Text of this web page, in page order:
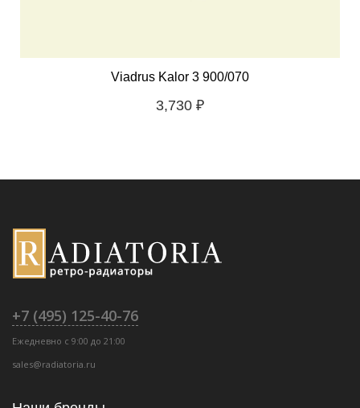
Viadrus Kalor 3 900/070
3,730 ₽
+7 (495) 125-40-76
Ежедневно с 9:00 до 21:00
sales@radiatoria.ru